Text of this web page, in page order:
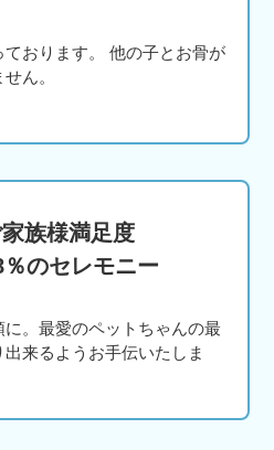
おります。 他の子とお骨が
ん。
族様満足度
％のセレモニー
に。最愛のペットちゃんの最
来るようお手伝いたしま